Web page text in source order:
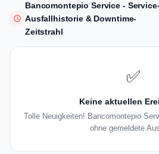
Bancomontepio Service -
Ausfallhistorie & Downtime-
Zeitstrahl
✅
Keine aktuellen
Tolle Neuigkeiten! Bancomontepio
ohne gemeldete